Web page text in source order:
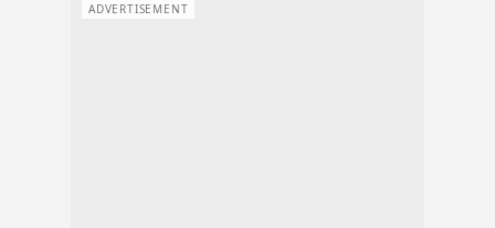
ADVERTISEMENT